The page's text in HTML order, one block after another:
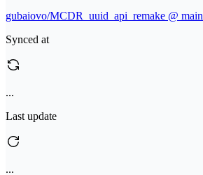
gubaiovo/MCDR_uuid_api_remake @ main
Synced at
...
Last update
...